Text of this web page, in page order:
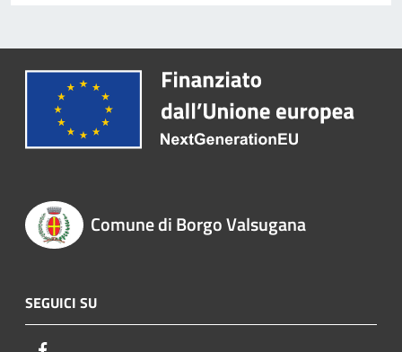
Comune di Borgo Valsugana
SEGUICI SU